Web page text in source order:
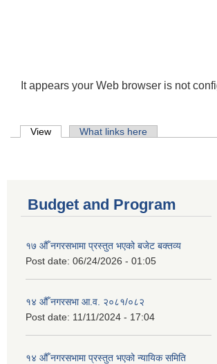
It appears your Web browser is not
Primary tabs
View (active tab)What links here
Budget and Program
१७ औँ नगरसभामा प्रस्तुत भएको बजेट बक्तव्य
Post date: 06/24/2026 - 01:05
१४ औँ नगरसभा आ.व. २०८१/०८२
Post date: 11/11/2024 - 17:04
१४ औँ नगरसभामा प्रस्तुत भएको न्यायिक समिति